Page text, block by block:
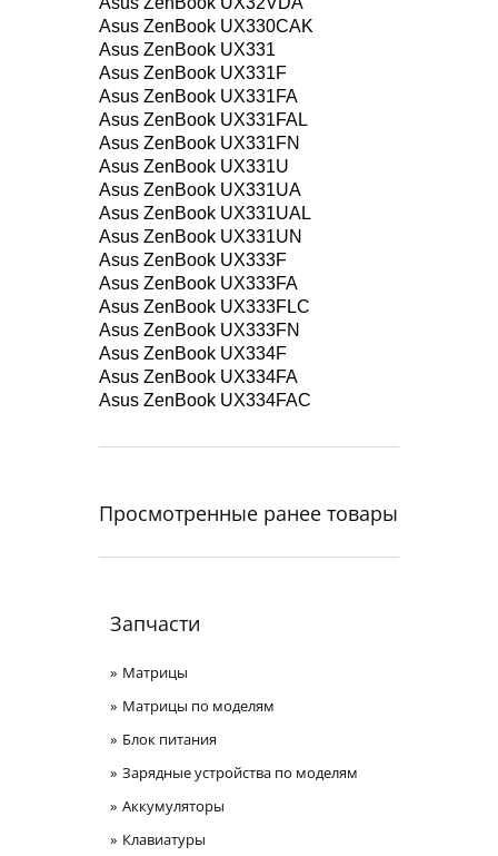
Asus ZenBook UX330CAK
Asus ZenBook UX331
Asus ZenBook UX331F
Asus ZenBook UX331FA
Asus ZenBook UX331FAL
Asus ZenBook UX331FN
Asus ZenBook UX331U
Asus ZenBook UX331UA
Asus ZenBook UX331UAL
Asus ZenBook UX331UN
Asus ZenBook UX333F
Asus ZenBook UX333FA
Asus ZenBook UX333FLC
Asus ZenBook UX333FN
Asus ZenBook UX334F
Asus ZenBook UX334FA
Asus ZenBook UX334FAC
Просмотренные ранее товары
Запчасти
Матрицы
Матрицы по моделям
Блок питания
Зарядные устройства по моделям
Аккумуляторы
Клавиатуры